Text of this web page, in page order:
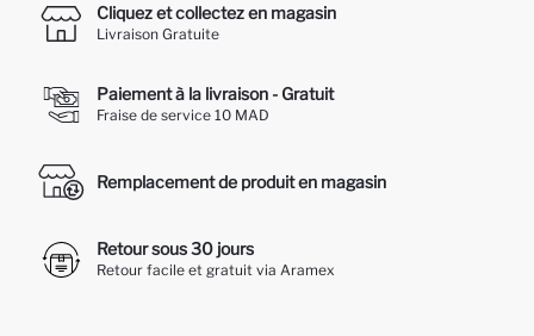
Cliquez et collectez en magasin
Livraison Gratuite
Paiement à la livraison - Gratuit
Fraise de service 10 MAD
Remplacement de produit en magasin
Retour sous 30 jours
Retour facile et gratuit via Aramex